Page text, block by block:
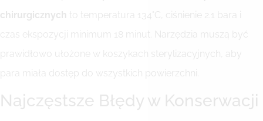
chirurgicznych
to temperatura 134°C, ciśnienie 2.1 bara i
czas ekspozycji minimum 18 minut. Narzędzia muszą być
prawidłowo ułożone w koszykach sterylizacyjnych, aby
para miała dostęp do wszystkich powierzchni.
Najczęstsze Błędy w Konserwacji